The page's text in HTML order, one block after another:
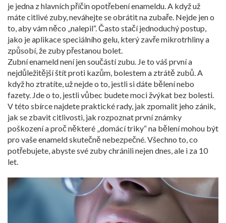
je jedna z hlavních příčin opotřebení enameldu. A když už
máte citlivé zuby, neváhejte se obrátit na zubaře. Nejde jen o
to, aby vám něco „nalepil“. Často stačí jednoduchý postup,
jako je aplikace speciálního gelu, který zavře mikrotrhliny a
způsobí, že zuby přestanou bolet.
Zubní enameld není jen součástí zubu. Je to váš první a
nejdůležitější štít proti kazům, bolestem a ztrátě zubů. A
když ho ztratíte, už nejde o to, jestli si dáte bělení nebo
fazety. Jde o to, jestli vůbec budete moci žvýkat bez bolesti.
V této sbírce najdete praktické rady, jak zpomalit jeho zánik,
jak se zbavit citlivosti, jak rozpoznat první známky
poškození a proč některé „domácí triky“ na bělení mohou být
pro vaše enameld skutečně nebezpečné. Všechno to, co
potřebujete, abyste své zuby chránili nejen dnes, ale i za 10
let.